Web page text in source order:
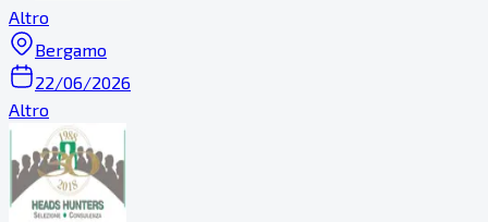
Altro
Bergamo
22/06/2026
Altro